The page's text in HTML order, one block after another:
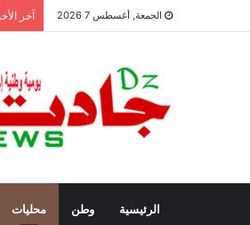
الجمعة, أغسطس 7 2026 آخر
الرئيسية وطن محليات